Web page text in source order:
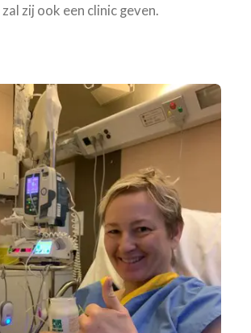
zij ook een clinic geven.